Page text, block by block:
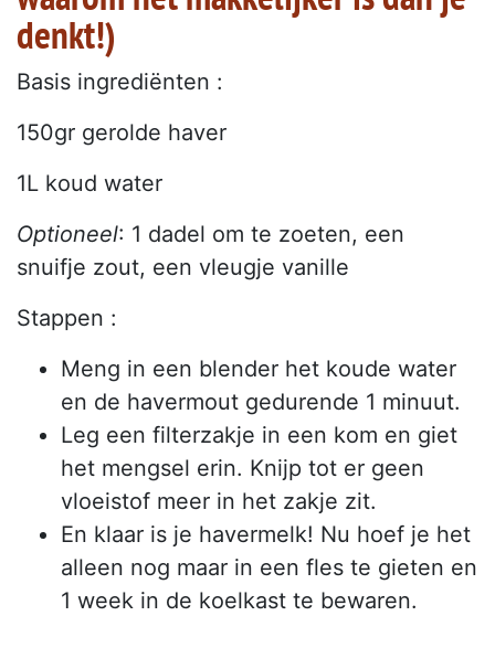
denkt!)
Basis ingrediënten :
150gr gerolde haver
1L koud water
Optioneel: 1 dadel om te zoeten, een
snuifje zout, een vleugje vanille
Stappen :
Meng in een blender het koude water
en de havermout gedurende 1 minuut.
Leg een filterzakje in een kom en giet
het mengsel erin. Knijp tot er geen
vloeistof meer in het zakje zit.
En klaar is je havermelk! Nu hoef je het
alleen nog maar in een fles te gieten en
1 week in de koelkast te bewaren.